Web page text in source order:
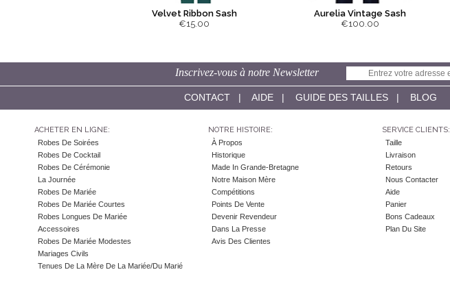
Velvet Ribbon Sash
€15.00
Aurelia Vintage Sash
€100.00
Inscrivez-vous à notre Newsletter
CONTACT| AIDE| GUIDE DES TAILLES| BLOG
ACHETER EN LIGNE:
Robes De Soirées
Robes De Cocktail
Robes De Cérémonie
La Journée
Robes De Mariée
Robes De Mariée Courtes
Robes Longues De Mariée
Accessoires
Robes De Mariée Modestes
Mariages Civils
Tenues De La Mère De La Mariée/du Marié
NOTRE HISTOIRE:
À Propos
Historique
Made In Grande-Bretagne
Notre Maison Mère
Compétitions
Points De Vente
Devenir Revendeur
Dans La Presse
Avis Des Clientes
SERVICE CLIENTS:
Taille
Livraison
Retours
Nous Contacter
Aide
Panier
Bons Cadeaux
Plan Du Site